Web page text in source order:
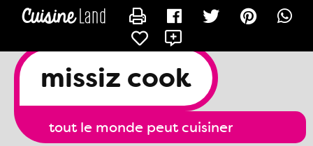
missiz cook
tout le monde peut cuisiner
CONTACTER DJEMILA